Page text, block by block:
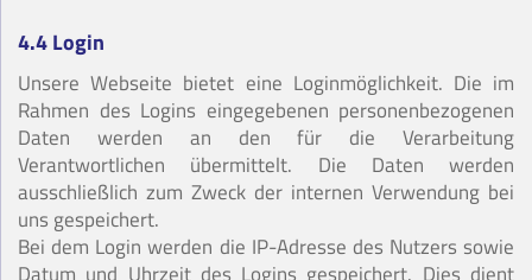
4.4 Login
Unsere Webseite bietet eine Loginmöglichkeit. Die im
Rahmen des Logins eingegebenen personenbezogenen
Daten werden an den für die Verarbeitung
Verantwortlichen übermittelt. Die Daten werden
ausschließlich zum Zweck der internen Verwendung bei
uns gespeichert.
Bei dem Login werden die IP-Adresse des Nutzers sowie
Datum und Uhrzeit des Logins gespeichert. Dies dient